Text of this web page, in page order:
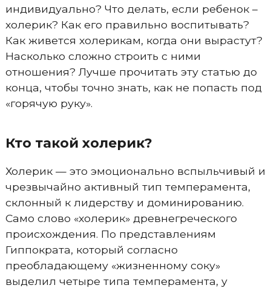
индивидуально? Что делать, если ребенок –
холерик? Как его правильно воспитывать?
Как живется холерикам, когда они вырастут?
Насколько сложно строить с ними
отношения? Лучше прочитать эту статью до
конца, чтобы точно знать, как не попасть под
«горячую руку».
Кто такой холерик?
Холерик — это эмоционально вспыльчивый и
чрезвычайно активный тип темперамента,
склонный к лидерству и доминированию.
Само слово «холерик» древнегреческого
происхождения. По представлениям
Гиппократа, который согласно
преобладающему «жизненному соку»
выделил четыре типа темперамента, у